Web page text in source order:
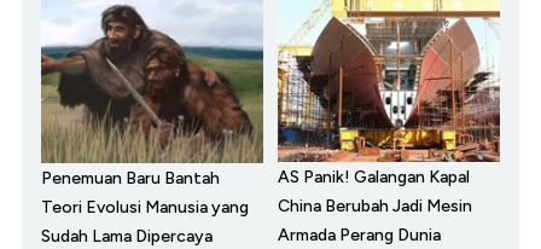
Penemuan Baru Bantah
Teori Evolusi Manusia yang
Sudah Lama Dipercaya
AS Panik! Galangan Kapal
China Berubah Jadi Mesin
Armada Perang Dunia